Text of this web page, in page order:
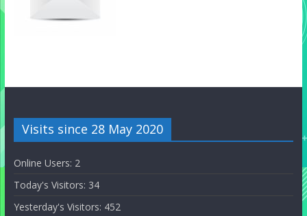
Visits since 28 May 2020
Online Users: 2
Today's Visitors: 34
Yesterday's Visitors: 452